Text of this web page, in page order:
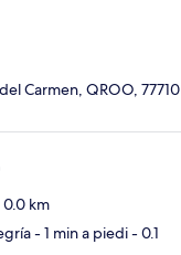
Carmen, QROO, 77710
km
- 1 min a piedi- 0.1